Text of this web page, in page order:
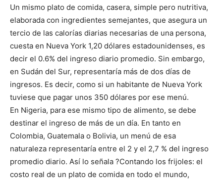
Un mismo plato de comida, casera, simple pero nutritiva,
elaborada con ingredientes semejantes, que asegura un
tercio de las calorías diarias necesarias de una persona,
cuesta en Nueva York 1,20 dólares estadounidenses, es
decir el 0.6% del ingreso diario promedio. Sin embargo,
en Sudán del Sur, representaría más de dos días de
ingresos. Es decir, como si un habitante de Nueva York
tuviese que pagar unos 350 dólares por ese menú.
En Nigeria, para ese mismo tipo de alimento, se debe
destinar el ingreso de más de un día. En tanto en
Colombia, Guatemala o Bolivia, un menú de esa
naturaleza representaría entre el 2 y el 2,7 % del ingreso
promedio diario. Así lo señala ?Contando los frijoles: el
costo real de un plato de comida en todo el mundo,